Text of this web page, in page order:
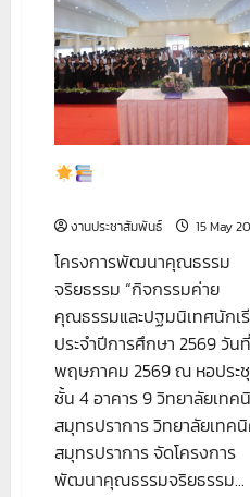
วิทยาลัย
เทคนิค
สมุทรปราการ
จัด
ประชุม
ครู
นิเทศ
ประจำ
ภาค
การ
ศึกษา
งานประชาสัมพันธ์ 15 May
โครงการพัฒนาคุณธรรม
จริยธรรม “กิจกรรมค่าย
คุณธรรมและปฐมนิเทศนักเ
ประจำปีการศึกษา 2569 วัน
พฤษภาคม 2569 ณ หอประ
ชั้น 4 อาคาร 9 วิทยาลัยเทค
สมุทรปราการ วิทยาลัยเทค
สมุทรปราการ จัดโครงการ
พัฒนาคุณธรรมจริยธรรม...